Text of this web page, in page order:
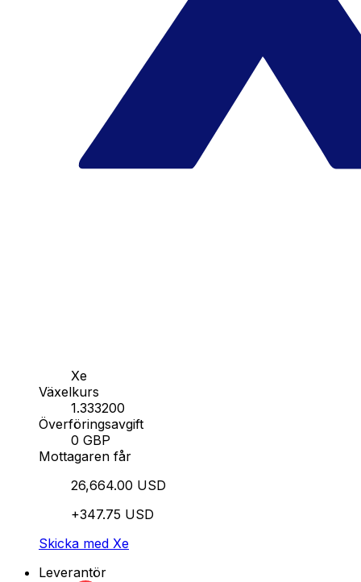
Xe
Växelkurs
1.333200
Överföringsavgift
0 GBP
Mottagaren får
26,664.00 USD
+347.75 USD
Skicka med Xe
Leverantör